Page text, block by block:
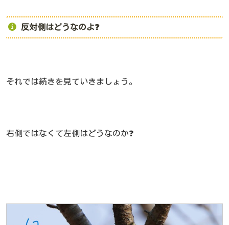
反対側はどうなのよ❓
それでは続きを見ていきましょう。
右側ではなくて左側はどうなのか❓